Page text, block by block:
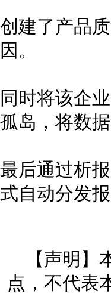
创建了产品
因。
同时将该企
孤岛，将数
最后通过析
式自动分发报
【声明
点，不代表